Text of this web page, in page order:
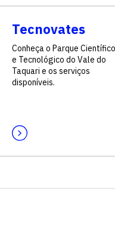
Tecnovates
Conheça o Parque Científico
e Tecnológico do Vale do
Taquari e os serviços
disponíveis.